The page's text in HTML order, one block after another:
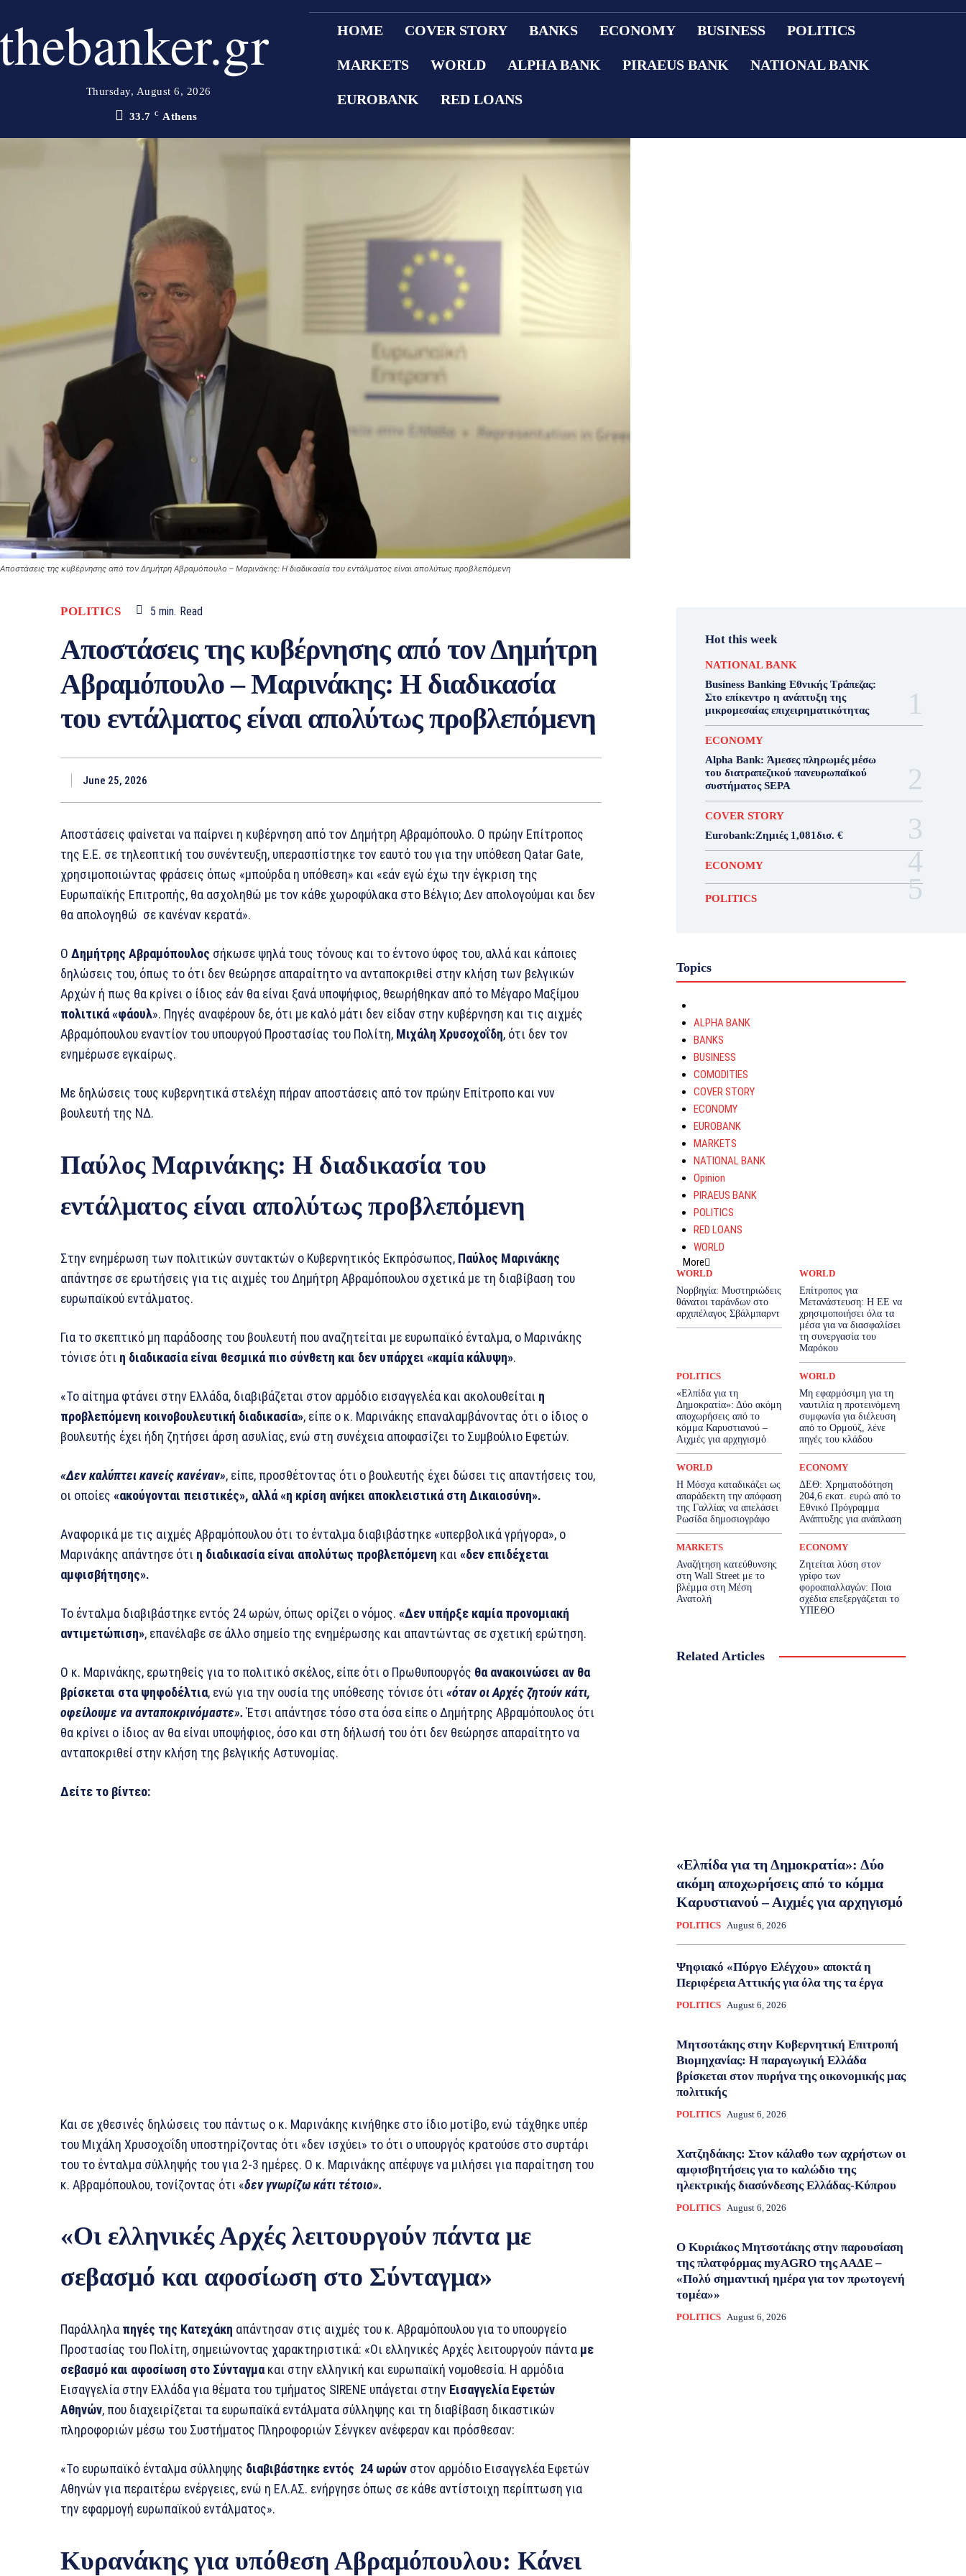
thebanker.gr
Thursday, August 6, 2026
33.7 C Athens
HOME COVER STORY BANKS ECONOMY BUSINESS POLITICS
MARKETS WORLD ALPHA BANK PIRAEUS BANK NATIONAL BANK
EUROBANK RED LOANS
Αποστάσεις της κυβέρνησης από τον Δημήτρη Αβραμόπουλο – Μαρινάκης: Η διαδικασία του εντάλματος είναι απολύτως προβλεπόμενη
POLITICS 5 min. Read
Αποστάσεις της κυβέρνησης από τον Δημήτρη
Αβραμόπουλο – Μαρινάκης: Η διαδικασία
του εντάλματος είναι απολύτως προβλεπόμενη
June 25, 2026
Αποστάσεις φαίνεται να παίρνει η κυβέρνηση από τον Δημήτρη Αβραμόπουλο. Ο πρώην Επίτροπος
της Ε.Ε. σε τηλεοπτική του συνέντευξη, υπερασπίστηκε τον εαυτό του για την υπόθεση Qatar Gate,
χρησιμοποιώντας φράσεις όπως «μπούρδα η υπόθεση» και «εάν εγώ έχω την έγκριση της
Ευρωπαϊκής Επιτροπής, θα ασχοληθώ με τον κάθε χωροφύλακα στο Βέλγιο; Δεν απολογούμαι και δεν
θα απολογηθώ σε κανέναν κερατά».
Ο Δημήτρης Αβραμόπουλος σήκωσε ψηλά τους τόνους και το έντονο ύφος του, αλλά και κάποιες
δηλώσεις του, όπως το ότι δεν θεώρησε απαραίτητο να ανταποκριθεί στην κλήση των βελγικών
Αρχών ή πως θα κρίνει ο ίδιος εάν θα είναι ξανά υποψήφιος, θεωρήθηκαν από το Μέγαρο Μαξίμου
πολιτικά «φάουλ». Πηγές αναφέρουν δε, ότι με καλό μάτι δεν είδαν στην κυβέρνηση και τις αιχμές
Αβραμόπουλου εναντίον του υπουργού Προστασίας του Πολίτη, Μιχάλη Χρυσοχοΐδη, ότι δεν τον
ενημέρωσε εγκαίρως.
Με δηλώσεις τους κυβερνητικά στελέχη πήραν αποστάσεις από τον πρώην Επίτροπο και νυν
βουλευτή της ΝΔ.
Παύλος Μαρινάκης: Η διαδικασία του
εντάλματος είναι απολύτως προβλεπόμενη
Στην ενημέρωση των πολιτικών συντακτών ο Κυβερνητικός Εκπρόσωπος, Παύλος Μαρινάκης
απάντησε σε ερωτήσεις για τις αιχμές του Δημήτρη Αβραμόπουλου σχετικά με τη διαβίβαση του
ευρωπαϊκού εντάλματος.
Για το σκεπτικό μη παράδοσης του βουλευτή που αναζητείται με ευρωπαϊκό ένταλμα, ο Μαρινάκης
τόνισε ότι η διαδικασία είναι θεσμικά πιο σύνθετη και δεν υπάρχει «καμία κάλυψη».
«Το αίτημα φτάνει στην Ελλάδα, διαβιβάζεται στον αρμόδιο εισαγγελέα και ακολουθείται η
προβλεπόμενη κοινοβουλευτική διαδικασία», είπε ο κ. Μαρινάκης επαναλαμβάνοντας ότι ο ίδιος ο
βουλευτής έχει ήδη ζητήσει άρση ασυλίας, ενώ στη συνέχεια αποφασίζει το Συμβούλιο Εφετών.
«Δεν καλύπτει κανείς κανέναν», είπε, προσθέτοντας ότι ο βουλευτής έχει δώσει τις απαντήσεις του,
οι οποίες «ακούγονται πειστικές», αλλά «η κρίση ανήκει αποκλειστικά στη Δικαιοσύνη».
Αναφορικά με τις αιχμές Αβραμόπουλου ότι το ένταλμα διαβιβάστηκε «υπερβολικά γρήγορα», ο
Μαρινάκης απάντησε ότι η διαδικασία είναι απολύτως προβλεπόμενη και «δεν επιδέχεται
αμφισβήτησης».
Το ένταλμα διαβιβάστηκε εντός 24 ωρών, όπως ορίζει ο νόμος. «Δεν υπήρξε καμία προνομιακή
αντιμετώπιση», επανέλαβε σε άλλο σημείο της ενημέρωσης και απαντώντας σε σχετική ερώτηση.
Ο κ. Μαρινάκης, ερωτηθείς για το πολιτικό σκέλος, είπε ότι ο Πρωθυπουργός θα ανακοινώσει αν θα
βρίσκεται στα ψηφοδέλτια, ενώ για την ουσία της υπόθεσης τόνισε ότι «όταν οι Αρχές ζητούν κάτι,
οφείλουμε να ανταποκρινόμαστε».Έτσι απάντησε τόσο στα όσα είπε ο Δημήτρης Αβραμόπουλος ότι
θα κρίνει ο ίδιος αν θα είναι υποψήφιος, όσο και στη δήλωσή του ότι δεν θεώρησε απαραίτητο να
ανταποκριθεί στην κλήση της βελγικής Αστυνομίας.
Δείτε το βίντεο:
Και σε χθεσινές δηλώσεις του πάντως ο κ. Μαρινάκης κινήθηκε στο ίδιο μοτίβο, ενώ τάχθηκε υπέρ
του Μιχάλη Χρυσοχοΐδη υποστηρίζοντας ότι «δεν ισχύει» το ότι ο υπουργός κρατούσε στο συρτάρι
του το ένταλμα σύλληψής του για 2-3 ημέρες. Ο κ. Μαρινάκης απέφυγε να μιλήσει για παραίτηση του
κ. Αβραμόπουλου, τονίζοντας ότι «δεν γνωρίζω κάτι τέτοιο».
«Οι ελληνικές Αρχές λειτουργούν πάντα με
σεβασμό και αφοσίωση στο Σύνταγμα»
Παράλληλα πηγές της Κατεχάκη απάντησαν στις αιχμές του κ. Αβραμόπουλου για το υπουργείο
Προστασίας του Πολίτη, σημειώνοντας χαρακτηριστικά: «Οι ελληνικές Αρχές λειτουργούν πάντα με
σεβασμό και αφοσίωση στο Σύνταγμακαι στην ελληνική και ευρωπαϊκή νομοθεσία. Η αρμόδια
Εισαγγελία στην Ελλάδα για θέματα του τμήματος SIRENE υπάγεται στην Εισαγγελία Εφετών
Αθηνών, που διαχειρίζεται τα ευρωπαϊκά εντάλματα σύλληψης και τη διαβίβαση δικαστικών
πληροφοριών μέσω του Συστήματος Πληροφοριών Σένγκεν ανέφεραν και πρόσθεσαν:
«Το ευρωπαϊκό ένταλμα σύλληψης διαβιβάστηκε εντός 24 ωρών στον αρμόδιο Εισαγγελέα Εφετών
Αθηνών για περαιτέρω ενέργειες, ενώ η ΕΛ.ΑΣ. ενήργησε όπως σε κάθε αντίστοιχη περίπτωση για
την εφαρμογή ευρωπαϊκού εντάλματος».
Κυρανάκης για υπόθεση Αβραμόπουλου: Κάνει
Hot this week
NATIONAL BANK
Business Banking Εθνικής Τράπεζας:
Στο επίκεντρο η ανάπτυξη της
μικρομεσαίας επιχειρηματικότητας
ECONOMY
Alpha Bank: Άμεσες πληρωμές μέσω
του διατραπεζικού πανευρωπαϊκού
συστήματος SEPA
COVER STORY
Eurobank:Ζημιές 1,081δισ. €
ECONOMY
POLITICS
Topics
ALPHA BANK
BANKS
BUSINESS
COMODITIES
COVER STORY
ECONOMY
EUROBANK
MARKETS
NATIONAL BANK
Opinion
PIRAEUS BANK
POLITICS
RED LOANS
WORLD
More
WORLD
Νορβηγία: Μυστηριώδεις
θάνατοι ταράνδων στο
αρχιπέλαγος Σβάλμπαρντ
WORLD
Επίτροπος για
Μετανάστευση: Η ΕΕ να
χρησιμοποιήσει όλα τα
μέσα για να διασφαλίσει
τη συνεργασία του
Μαρόκου
POLITICS
«Ελπίδα για τη
Δημοκρατία»: Δύο ακόμη
αποχωρήσεις από το
κόμμα Καρυστιανού –
Αιχμές για αρχηγισμό
WORLD
Μη εφαρμόσιμη για τη
ναυτιλία η προτεινόμενη
συμφωνία για διέλευση
από το Ορμούζ, λένε
πηγές του κλάδου
WORLD
Η Μόσχα καταδικάζει ως
απαράδεκτη την απόφαση
της Γαλλίας να απελάσει
Ρωσίδα δημοσιογράφο
ECONOMY
ΔΕΘ: Χρηματοδότηση
204,6 εκατ. ευρώ από το
Εθνικό Πρόγραμμα
Ανάπτυξης για ανάπλαση
MARKETS
Αναζήτηση κατεύθυνσης
στη Wall Street με το
βλέμμα στη Μέση
Ανατολή
ECONOMY
Ζητείται λύση στον
γρίφο των
φοροαπαλλαγών: Ποια
σχέδια επεξεργάζεται το
ΥΠΕΘΟ
Related Articles
«Ελπίδα για τη Δημοκρατία»: Δύο
ακόμη αποχωρήσεις από το κόμμα
Καρυστιανού – Αιχμές για αρχηγισμό
POLITICS August 6, 2026
Ψηφιακό «Πύργο Ελέγχου» αποκτά η
Περιφέρεια Αττικής για όλα της τα έργα
POLITICS August 6, 2026
Μητσοτάκης στην Κυβερνητική Επιτροπή
Βιομηχανίας: Η παραγωγική Ελλάδα
βρίσκεται στον πυρήνα της οικονομικής μας
πολιτικής
POLITICS August 6, 2026
Χατζηδάκης: Στον κάλαθο των αχρήστων οι
αμφισβητήσεις για το καλώδιο της
ηλεκτρικής διασύνδεσης Ελλάδας-Κύπρου
POLITICS August 6, 2026
Ο Κυριάκος Μητσοτάκης στην παρουσίαση
της πλατφόρμας myAGRO της ΑΑΔΕ –
«Πολύ σημαντική ημέρα για τον πρωτογενή
τομέα»»
POLITICS August 6, 2026